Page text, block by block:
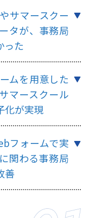
サマースクー
タが、 事務局
った
ムを用意した
マースクール
化が実現
フォームで実
関わる事務局
善